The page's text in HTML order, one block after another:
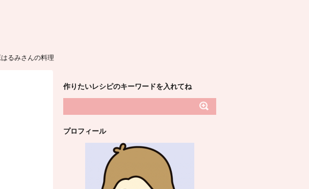
るみさんの料理
作りたいレシピのキーワードを入れてね
プロフィール